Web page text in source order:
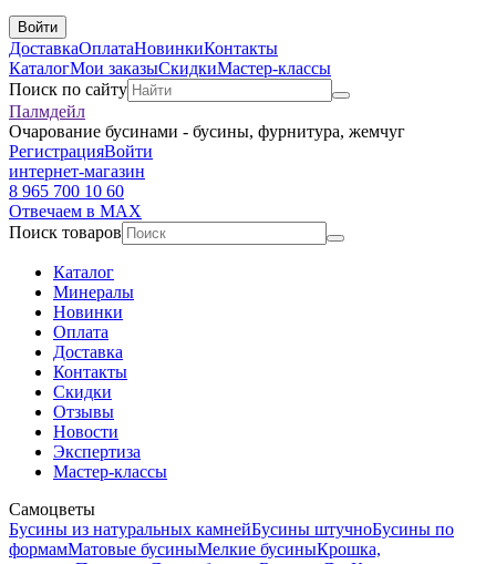
Войти
ДоставкаОплатаНовинкиКонтакты
КаталогМои заказыСкидкиМастер-классы
Поиск по сайту
Палмдейл
Очарование бусинами - бусины, фурнитура, жемчуг
РегистрацияВойти
интернет-магазин
8 965 700 10 60
Отвечаем в MAX
Поиск товаров
Каталог
Минералы
Новинки
Оплата
Доставка
Контакты
Скидки
Отзывы
Новости
Экспертиза
Мастер-классы
Самоцветы
Бусины из натуральных камнейБусины штучноБусины по
формамМатовые бусиныМелкие бусиныКрошка,